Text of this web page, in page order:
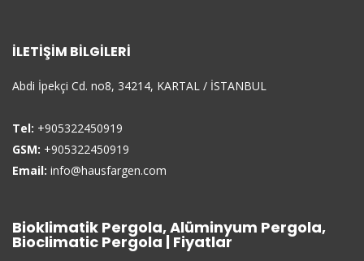
İLETIŞIM BILGILERI
Abdi İpekçi Cd. no8, 34214, KARTAL / İSTANBUL
Tel: +905322450919
GSM: +905322450919
Email: info@hausfargen.com
Bioklimatik Pergola, Alüminyum Pergola,
Bioclimatic Pergola | Fiyatlar